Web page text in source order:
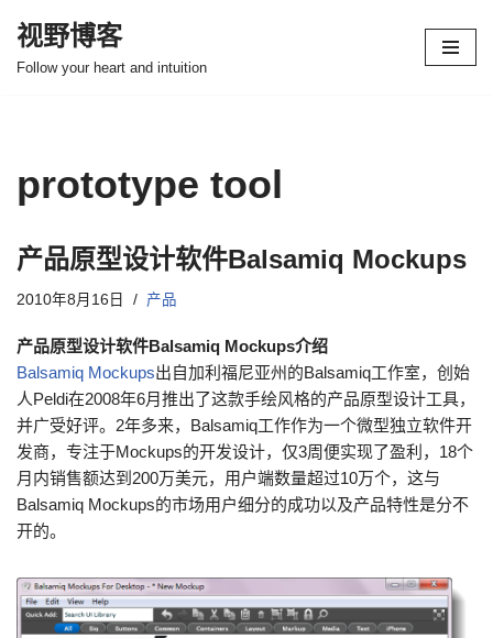
跳
视野博客
Follow your heart and intuition
prototype tool
产品原型设计软件Balsamiq Mockups
2010年8月16日 产品
产品原型设计软件Balsamiq Mockups介绍
Balsamiq Mockups出自加利福尼亚州的Balsamiq工作室，创始
人Peldi在2008年6月推出了这款手绘风格的产品原型设计工具，
并广受好评。2年多来，Balsamiq工作作为一个微型独立软件开
发商，专注于Mockups的开发设计，仅3周便实现了盈利，18个
月内销售额达到200万美元，用户端数量超过10万个，这与
Balsamiq Mockups的市场用户细分的成功以及产品特性是分不
开的。